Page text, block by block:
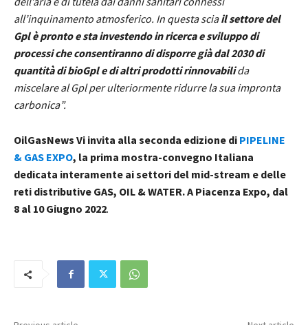
all’inquinamento atmosferico. In questa sciail settore del
Gpl è pronto e sta investendo in ricerca e sviluppo di
processi che consentiranno di disporre già dal 2030 di
quantità di bioGpl e di altri prodotti rinnovabilida
miscelare al Gpl per ulteriormente ridurre la sua impronta
carbonica”.
OilGasNews Vi invita alla seconda edizione di PIPELINE
& GAS EXPO, la prima mostra-convegno Italiana
dedicata interamente ai settori del mid-stream e delle
reti distributive GAS, OIL & WATER. A Piacenza Expo, dal
8 al 10 Giugno 2022.